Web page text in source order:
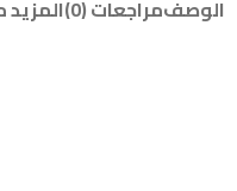
الوصفمراجعات (0)